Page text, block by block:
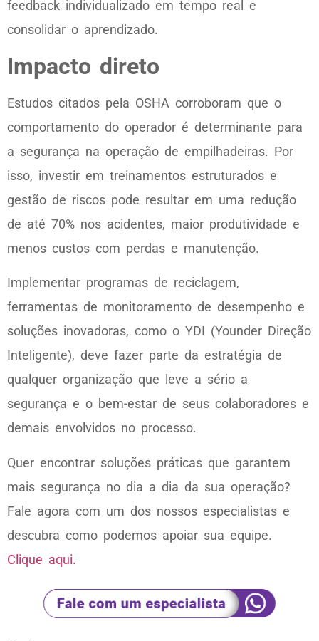
feedback individualizado em tempo real e
consolidar o aprendizado.
Impacto direto
Estudos citados pela OSHA corroboram que o
comportamento do operador é determinante para
a segurança na operação de empilhadeiras. Por
isso, investir em treinamentos estruturados e
gestão de riscos pode resultar em uma redução
de até 70% nos acidentes, maior produtividade e
menos custos com perdas e manutenção.
Implementar programas de reciclagem,
ferramentas de monitoramento de desempenho e
soluções inovadoras, como o YDI (Younder Direção
Inteligente), deve fazer parte da estratégia de
qualquer organização que leve a sério a
segurança e o bem-estar de seus colaboradores e
demais envolvidos no processo.
Quer encontrar soluções práticas que garantem
mais segurança no dia a dia da sua operação?
Fale agora com um dos nossos especialistas e
descubra como podemos apoiar sua equipe.
Clique aqui.